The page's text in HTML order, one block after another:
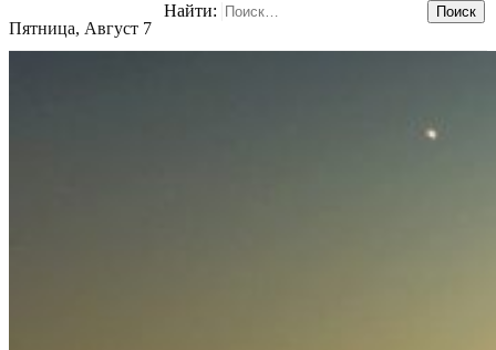
Пятница, Август 7
Найти: